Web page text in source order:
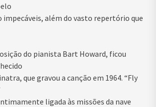
além do vasto repertório que
do pianista Bart Howard, ficou
que gravou a canção em 1964. “Fly
ligada às missões da nave